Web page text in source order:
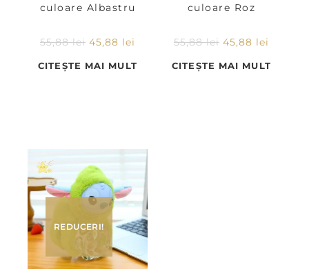
culoare Albastru
55,88lei 45,88 lei
CITEȘTE MAI MULT
culoare Roz
55,88lei 45,88 lei
CITEȘTE MAI MULT
REDUCERI!